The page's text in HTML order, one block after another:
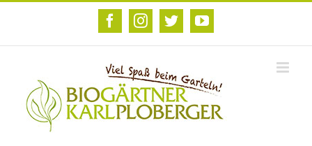
Zum
FacebookInstagram
TwitterYouTube